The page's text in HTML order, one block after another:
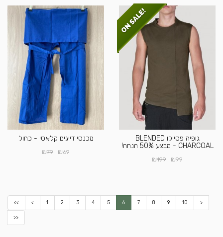
גופיה פסיילו BLENDED
CHARCOAL - מבצע 50% הנחה!
₪99
₪199
מכנסי דייגים קלאסי - כחול
₪69
₪79
<< < 1 2 3 4 5 6 7 8 9 10 >
>>